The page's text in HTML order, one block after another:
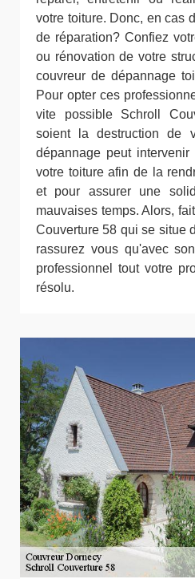
votre toiture. Donc, en cas
de réparation? Confiez
ou rénovation de votre
couvreur de dépannage
Pour opter ces
vite possible Schroll
soient la destruction de
dépannage peut
votre toiture afin de la
et pour assurer une
mauvaises temps. Alors,
Couverture 58 qui se situe
rassurez vous qu'avec
professionnel tout votre
résolu.